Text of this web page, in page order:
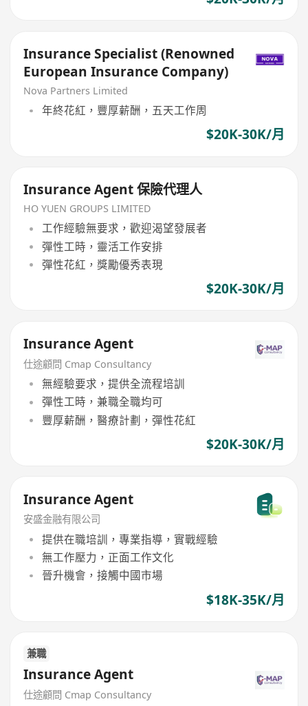
Insurance Specialist (Renowned
European Insurance Company)
Nova Partners Limited
年終花紅，豐厚薪酬，五天工作周
$20K-30K/月
Insurance Agent 保險代理人
HO YUEN GROUPS LIMITED
工作經驗無要求，歡迎渴望發展者
彈性工時，靈活工作安排
彈性花紅，獎勵優秀表現
$20K-30K/月
Insurance Agent
仕途顧問 Cmap Consultancy
無經驗要求，提供全流程培訓
彈性工時，兼職全職均可
豐厚薪酬，醫療計劃，彈性花紅
$20K-30K/月
Insurance Agent
安盛金融有限公司
提供在職培訓，專業指導，實戰經驗
無工作壓力，正面工作文化
晉升機會，接觸中國市場
$18K-35K/月
兼職
Insurance Agent
仕途顧問 Cmap Consultancy